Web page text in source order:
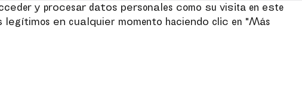
y procesar datos personales como su visita en este
en cualquier momento haciendo clic en "Más